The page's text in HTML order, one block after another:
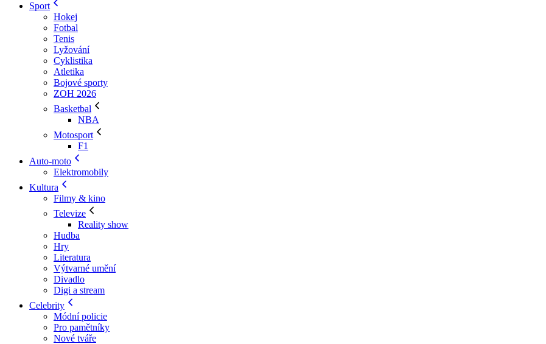
Sport
Hokej
Fotbal
Tenis
Lyžování
Cyklistika
Atletika
Bojové sporty
ZOH 2026
Basketbal
NBA
Motosport
F1
Auto-moto
Elektromobily
Kultura
Filmy & kino
Televize
Reality show
Hudba
Hry
Literatura
Výtvarné umění
Divadlo
Digi a stream
Celebrity
Módní policie
Pro pamětníky
Nové tváře